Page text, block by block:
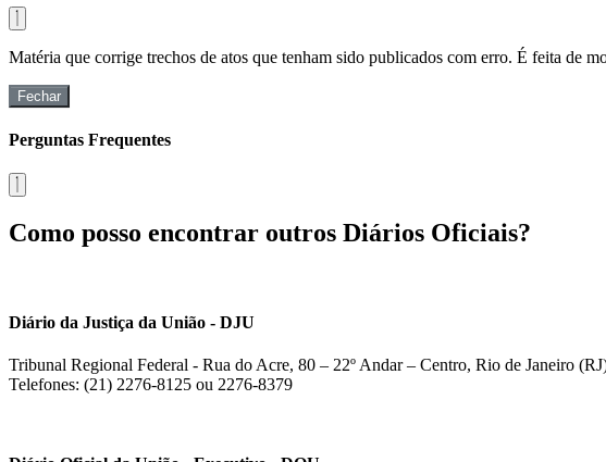
Matéria que corrige trechos de atos que tenham sido publicados com erro. É feita de
Fechar
Perguntas Frequentes
Como posso encontrar outros Diários Oficiais?
Diário da Justiça da União - DJU
Tribunal Regional Federal - Rua do Acre, 80 – 22º Andar – Centro, Rio de Janeiro
Telefones: (21) 2276-8125 ou 2276-8379